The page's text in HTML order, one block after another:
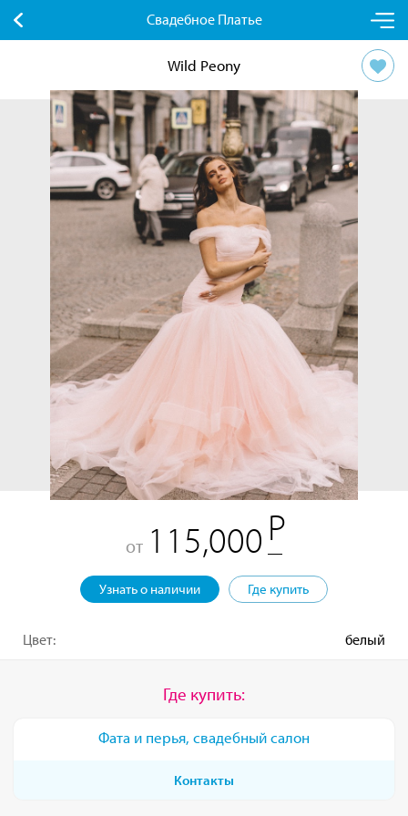
Свадебное Платье
Wild Peony
от 115,000
Узнать о наличии Где купить
Цвет: белый
Где купить:
Фата и перья, свадебный салон
Контакты